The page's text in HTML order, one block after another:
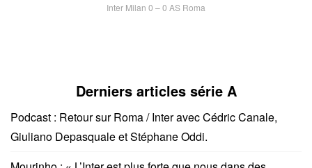
Inter Milan 0 – 0 AS Roma
Derniers articles série A
Podcast : Retour sur Roma / Inter avec Cédric Canale,
Giuliano Depasquale et Stéphane Oddi.